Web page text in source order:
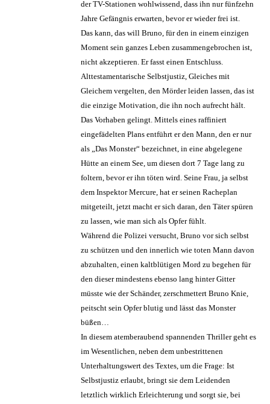
der TV-Stationen wohlwissend, dass ihn nur fünfzehn
Jahre Gefängnis erwarten, bevor er wieder frei ist.
Das kann, das will Bruno, für den in einem einzigen
Moment sein ganzes Leben zusammengebrochen ist,
nicht akzeptieren. Er fasst einen Entschluss.
Alttestamentarische Selbstjustiz, Gleiches mit
Gleichem vergelten, den Mörder leiden lassen, das ist
die einzige Motivation, die ihn noch aufrecht hält.
Das Vorhaben gelingt. Mittels eines raffiniert
eingefädelten Plans entführt er den Mann, den er nur
als „Das Monster“ bezeichnet, in eine abgelegene
Hütte an einem See, um diesen dort 7 Tage lang zu
foltern, bevor er ihn töten wird. Seine Frau, ja selbst
dem Inspektor Mercure, hat er seinen Racheplan
mitgeteilt, jetzt macht er sich daran, den Täter spüren
zu lassen, wie man sich als Opfer fühlt.
Während die Polizei versucht, Bruno vor sich selbst
zu schützen und den innerlich wie toten Mann davon
abzuhalten, einen kaltblütigen Mord zu begehen für
den dieser mindestens ebenso lang hinter Gitter
müsste wie der Schänder, zerschmettert Bruno Knie,
peitscht sein Opfer blutig und lässt das Monster
büßen…
In diesem atemberaubend spannenden Thriller geht es
im Wesentlichen, neben dem unbestrittenen
Unterhaltungswert des Textes, um die Frage: Ist
Selbstjustiz erlaubt, bringt sie dem Leidenden
letztlich wirklich Erleichterung und sorgt sie, bei